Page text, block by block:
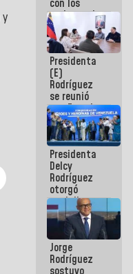
y
con los
trabajos de
mantenimiento
e inspección
en la Línea 2
Presidenta
(E)
Rodríguez
se reunió
con Estado
Mayor
Eléctrico
para
abordar
planes de
acción
Presidenta
Delcy
Rodríguez
otorgó
medalla
"Héroe de
Venezuela"
a servidores
públicos
Jorge
Rodríguez